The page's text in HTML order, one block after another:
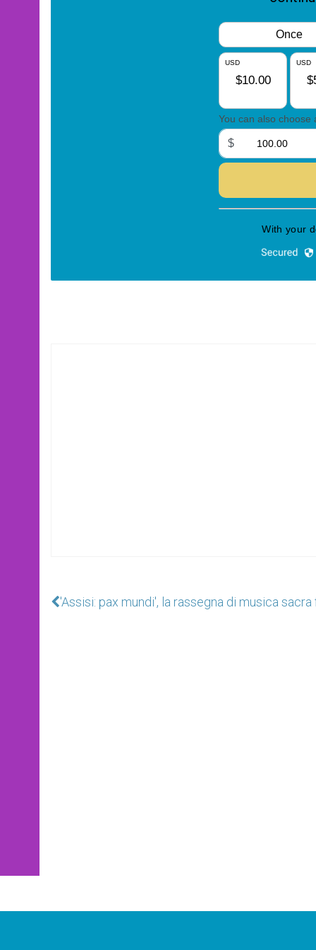
'Assisi: pax mundi', la rassegna di musica